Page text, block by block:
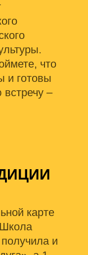
что
и готовы
–
карте
и